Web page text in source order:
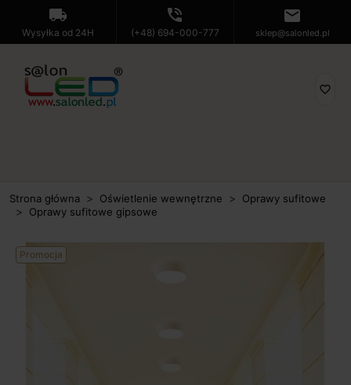
local_shipping
Wysyłka od 24H
phone_in_talk
(+48) 694-000-777
mail
sklep@salonled.pl
favorite_border
Strona główna Oświetlenie wewnętrzne
Oprawy sufitowe
Oprawy sufitowe gipsowe
Promocja